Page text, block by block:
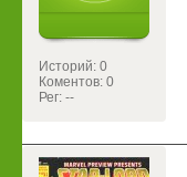
Историй: 0
Коментов: 0
Рег: --